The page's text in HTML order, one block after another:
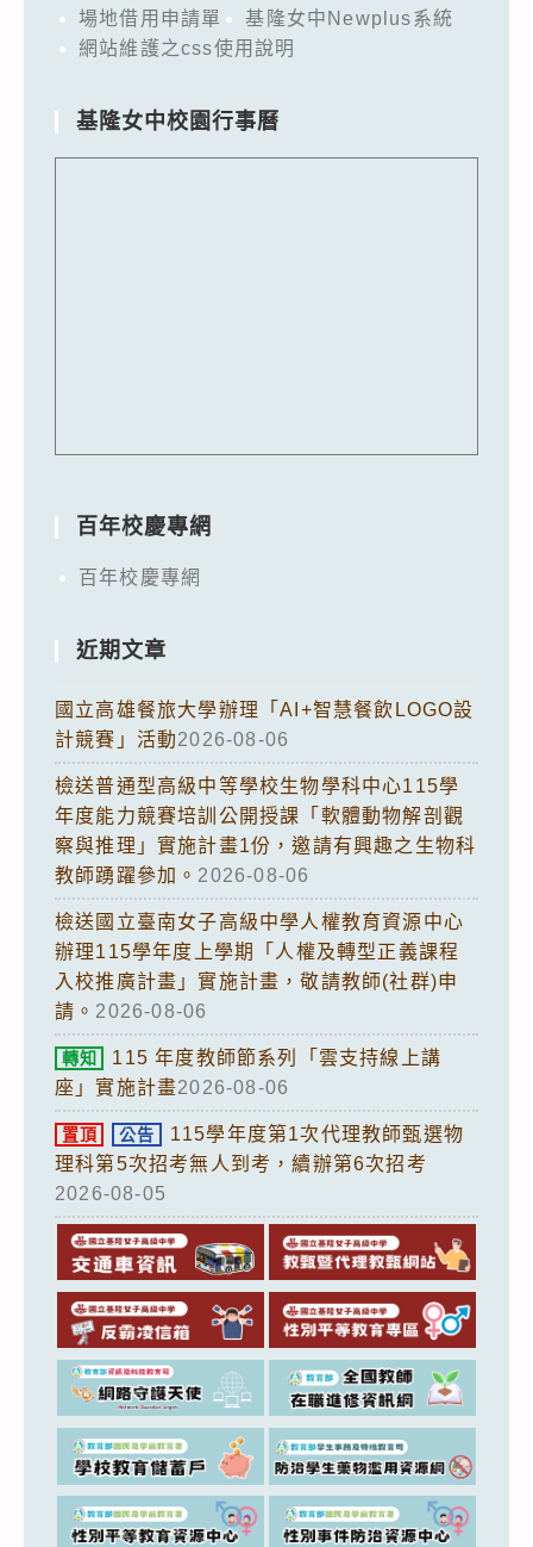
場地借用申請單
基隆女中Newplus系統
網站維護之css使用說明
基隆女中校園行事曆
百年校慶專網
百年校慶專網
近期文章
國立高雄餐旅大學辦理「AI+智慧餐飲LOGO設
計競賽」活動2026-08-06
檢送普通型高級中等學校生物學科中心115學
年度能力競賽培訓公開授課「軟體動物解剖觀
察與推理」實施計畫1份，邀請有興趣之生物科
教師踴躍參加。 2026-08-06
檢送國立臺南女子高級中學人權教育資源中心
辦理115學年度上學期「人權及轉型正義課程
入校推廣計畫」實施計畫，敬請教師(社群)申
請。 2026-08-06
轉知
115 年度教師節系列「雲支持線上講
座」實施計畫2026-08-06
置頂 公告
115學年度第1次代理教師甄選物
理科第5次招考無人到考，續辦第6次招考
2026-08-05